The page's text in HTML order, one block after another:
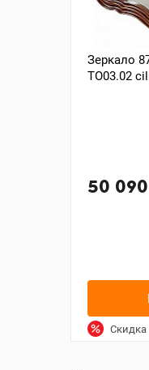
Зеркало
TO03.02
50 090
Скидка